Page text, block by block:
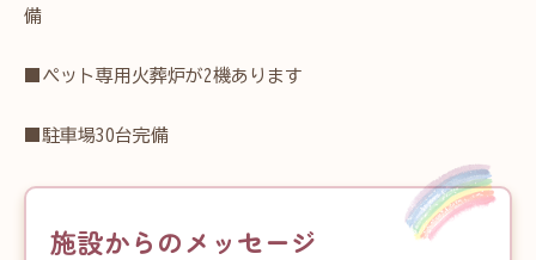
備
■ペット専用火葬炉が2機あります
■駐車場30台完備
施設からのメッセージ